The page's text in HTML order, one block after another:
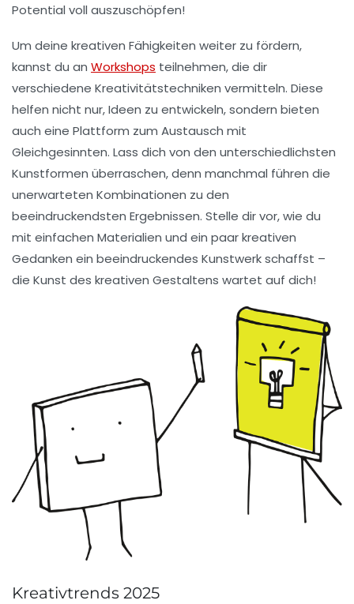
Potential voll auszuschöpfen!
Um deine kreativen Fähigkeiten weiter zu fördern,
kannst du an Workshops teilnehmen, die dir
verschiedene Kreativitätstechniken vermitteln. Diese
helfen nicht nur, Ideen zu entwickeln, sondern bieten
auch eine Plattform zum Austausch mit
Gleichgesinnten. Lass dich von den unterschiedlichsten
Kunstformen überraschen, denn manchmal führen die
unerwarteten Kombinationen zu den
beeindruckendsten Ergebnissen. Stelle dir vor, wie du
mit einfachen Materialien und ein paar kreativen
Gedanken ein beeindruckendes Kunstwerk schaffst –
die Kunst des kreativen Gestaltens wartet auf dich!
Kreativtrends 2025